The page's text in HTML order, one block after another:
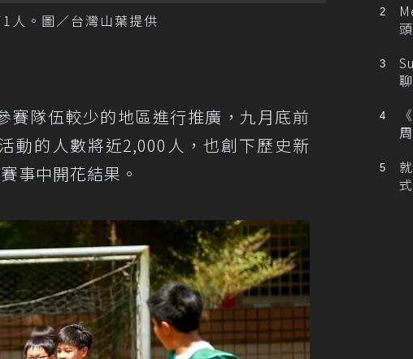
人。圖／台灣山葉提供
賽隊伍較少的地區進行推廣，九月底前
動的人數將近2,000人，也創下歷史新
事中開花結果。